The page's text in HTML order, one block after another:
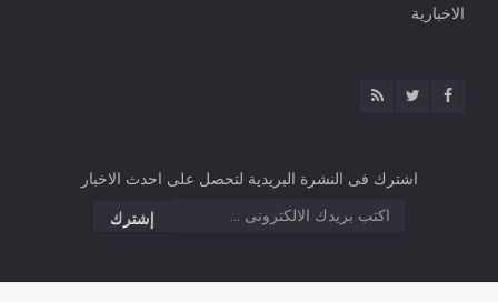
الاخبارية
اشترك فى النشرة البريدية لتحصل على احدث الاخبار